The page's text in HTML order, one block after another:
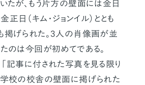
たが、もう片方の壁面には金日
金正日（キム・ジョンイル）ととも
掲げられた。3人の肖像画が並
のは今回が初めてである。
記事に付された写真を見る限り
校の校舎の壁面に掲げられた